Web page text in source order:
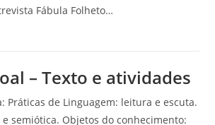
Fábula Folheto…
– Texto e atividades
Práticas de Linguagem: leitura e escuta.
semiótica. Objetos do conhecimento: